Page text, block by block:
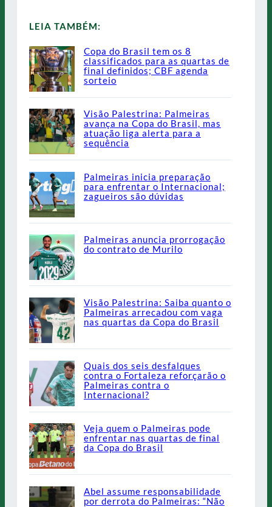
LEIA TAMBÉM:
Copa do Brasil tem os 8
classificados para as quartas de
final definidos; CBF agenda
sorteio
Visão Palestrina: Palmeiras
avança na Copa do Brasil, mas
atuação liga alerta para a
sequência
Palmeiras inicia preparação
para enfrentar o Internacional;
zagueiros são dúvidas
Palmeiras anuncia prorrogação
do contrato de Murilo
Visão Palestrina: Saiba quanto o
Palmeiras arrecadou com vaga
nas quartas da Copa do Brasil
Quais dos seis desfalques
contra o Fortaleza reforçarão o
Palmeiras contra o
Internacional?
Veja quem o Palmeiras pode
enfrentar nas quartas de final
da Copa do Brasil
Abel assume responsabilidade
por derrota do Palmeiras: “Não